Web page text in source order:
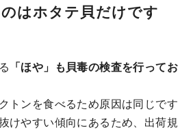
はホタテ貝だけです
「ほや」も貝毒の検査を行ってお
トンを食べるため原因は同じです
けやすい傾向にあるため、出荷規